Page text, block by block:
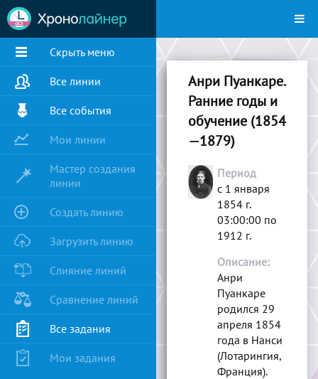
Скрыть меню
Все линии
Все события
Мои линии
Мастер создания
линии
Создать линию
Загрузить линию
Слияние линий
Сравнение линий
Все задания
Мои задания
Анри Пуанкаре.
Ранние годы и
обучение (1854
—1879)
Период
с 1 января
1854 г.
03:00:00 по
1912 г.
Описание:
Анри
Пуанкаре
родился 29
апреля 1854
года в Нанси
(Лотарингия,
Франция).